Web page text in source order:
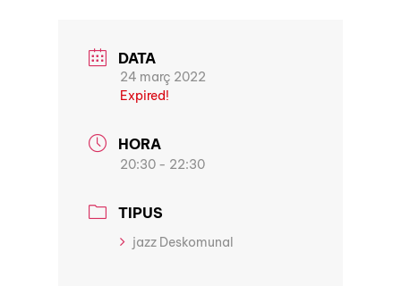
DATA
24 març 2022
Expired!
HORA
20:30 - 22:30
TIPUS
jazz Deskomunal